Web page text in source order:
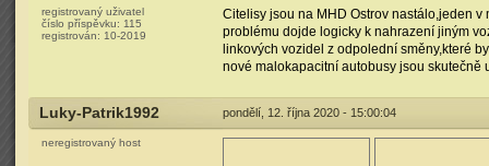
registrovaný uživatel
číslo příspěvku: 115
registrován: 10-2019
Citelisy jsou na MHD Ostrov nastálo,jeden
problému dojde logicky k nahrazení jiným
linkových vozidel z odpolední směny,které
nové malokapacitní autobusy jsou skutečně
Luky-Patrik1992 pondělí, 12. října 2020 - 15:00:04
neregistrovaný host